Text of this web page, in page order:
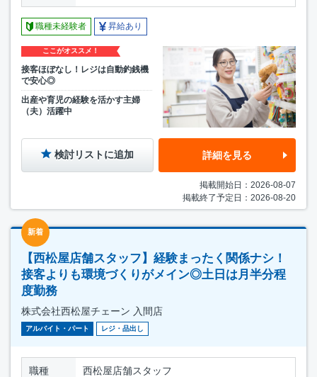
職種未経験者 昇給あり
ここがオススメ！
接客ほぼなし！レジは自動釣銭機
で安心◎
出産や育児の経験を活かす主婦
（夫）活躍中
検討リストに追加 詳細を見る
掲載開始日：2026-08-07
掲載終了予定日：2026-08-20
新着
【西松屋店舗スタッフ】経験まったく関係ナシ！
接客よりも環境づくりがメイン◎土日は月半分程
度勤務
株式会社西松屋チェーン 入間店
アルバイト・パート レジ・品出し
職種 西松屋店舗スタッフ